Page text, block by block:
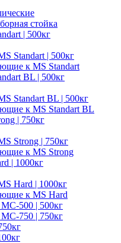
стойка
| 500кг
Standart | 500кг
к MS Standart
BL | 500кг
Standart BL | 500кг
к MS Standart BL
| 750кг
Strong | 750кг
к MS Strong
| 1000кг
Hard | 1000кг
к MS Hard
500 | 500кг
750 | 750кг